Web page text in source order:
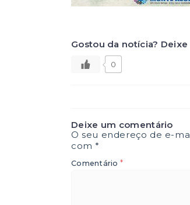
Gostou da notícia? Deixe
0
Deixe um comentário
O seu endereço de e-
com*
Comentário *